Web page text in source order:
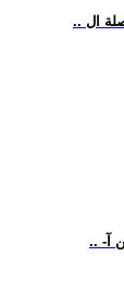
ال
آ